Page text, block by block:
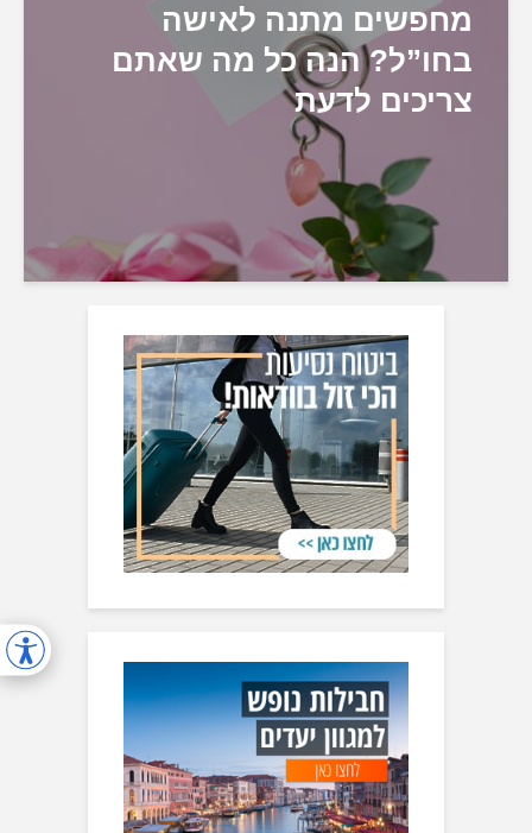
מחפשים מתנה לאישה
בחו”ל? הנה כל מה שאתם
צריכים לדעת